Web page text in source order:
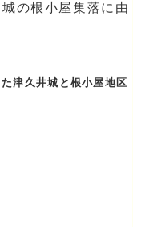
の根小屋集落に由
津久井城と根小屋地区